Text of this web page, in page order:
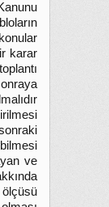
karar
ve